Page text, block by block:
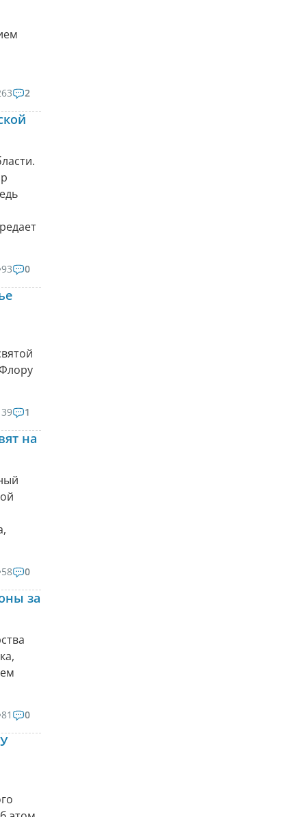
2
93 0
1
на
58 0
за
81 0